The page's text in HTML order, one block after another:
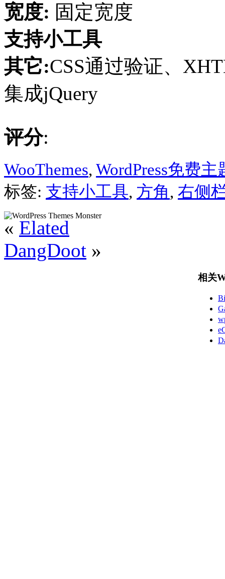
宽度: 固定宽度
支持小工具
其它:CSS通过验证、
集成jQuery
评分:
WooThemes, WordPress免费主
标签: 支持小工具, 方角, 右侧
« Elated
DangDoot »
相关